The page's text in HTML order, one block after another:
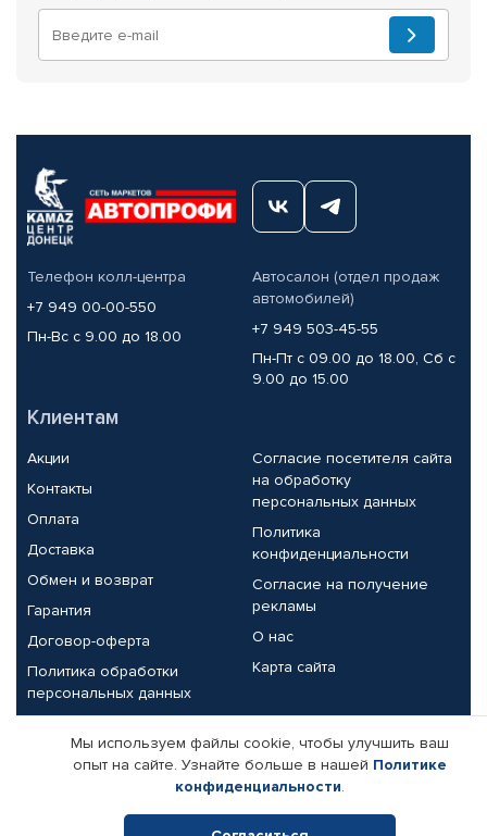
Телефон колл-центра
+7 949 00-00-550
Пн-Вс с 9.00 до 18.00
Автосалон (отдел продаж
автомобилей)
+7 949 503-45-55
Пн-Пт с 09.00 до 18.00, Сб с
9.00 до 15.00
Клиентам
Акции
Контакты
Оплата
Доставка
Обмен и возврат
Гарантия
Договор-оферта
Политика обработки
персональных данных
Согласие посетителя сайта
на обработку
персональных данных
Политика
конфиденциальности
Согласие на получение
рекламы
О нас
Карта сайта
Партнерам
Корпоративным клиентам
Поставщикам
Реквизиты компании
Мы используем файлы cookie, чтобы улучшить ваш
опыт на сайте. Узнайте больше в нашей Политике
конфиденциальности.